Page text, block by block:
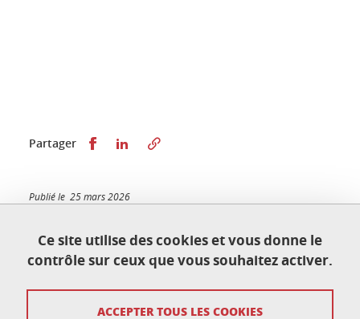
Ce site utilise des cookies et vous donne le
contrôle sur ceux que vous souhaitez activer.
ACCEPTER TOUS LES COOKIES
Partager Partager sur Facebook
Partager sur LinkedIn
Publié le 25 mars 2026
Maison du doctorat Jean Kuntzmann